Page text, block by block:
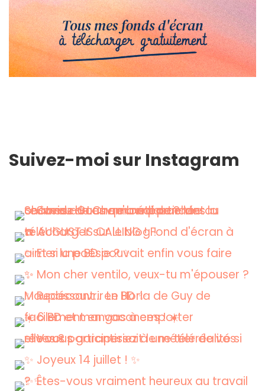
Suivez-moi sur Instagram